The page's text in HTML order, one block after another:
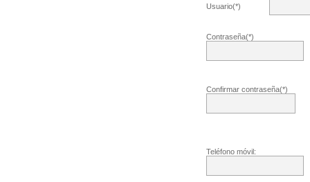
Usuario(*)
Contraseña(*)
Confirmar contraseña(*)
Teléfono móvil: